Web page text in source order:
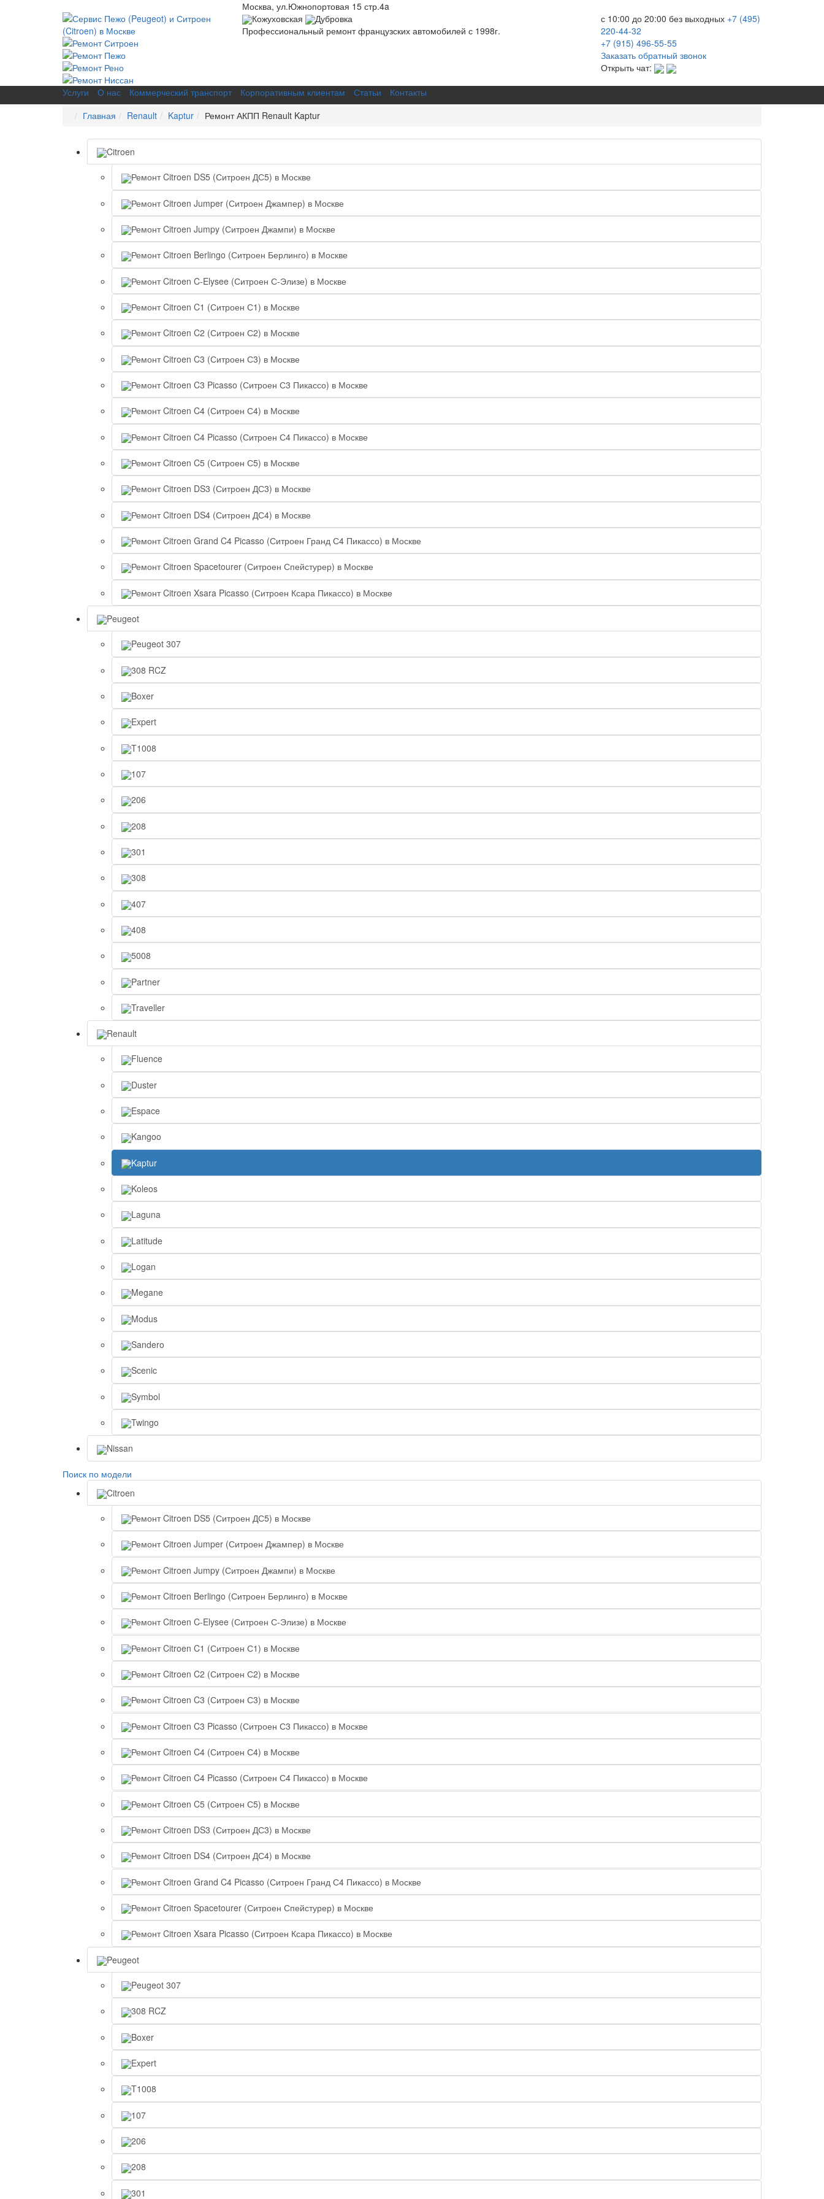
Москва, ул.Южнопортовая 15 стр.4a
Кожуховская
Дубровка
Профессиональный ремонт французских автомобилей с 1998г.
с 10:00 до 20:00 без выходных +7 (495)
220-44-32
+7 (915) 496-55-55
Заказать обратный звонок
Открыть чат:
Услуги
О нас Коммерческий транспорт Корпоративным клиентам Статьи
Контакты
Главная
Renault Kaptur Ремонт АКПП Renault Kaptur
Citroen
Ремонт Citroen DS5 (Ситроен ДС5) в Москве
Ремонт Citroen Jumper (Ситроен Джампер) в Москве
Ремонт Citroen Jumpy (Ситроен Джампи) в Москве
Ремонт Citroen Berlingo (Ситроен Берлинго) в Москве
Ремонт Citroen C-Elysee (Ситроен С-Элизе) в Москве
Ремонт Citroen C1 (Ситроен С1) в Москве
Ремонт Citroen C2 (Ситроен С2) в Москве
Ремонт Citroen C3 (Ситроен С3) в Москве
Ремонт Citroen C3 Picasso (Ситроен С3 Пикассо) в Москве
Ремонт Citroen C4 (Ситроен С4) в Москве
Ремонт Citroen C4 Picasso (Ситроен С4 Пикассо) в Москве
Ремонт Citroen C5 (Ситроен С5) в Москве
Ремонт Citroen DS3 (Ситроен ДС3) в Москве
Ремонт Citroen DS4 (Ситроен ДС4) в Москве
Ремонт Citroen Grand C4 Picasso (Ситроен Гранд С4 Пикассо) в Москве
Ремонт Citroen Spacetourer (Ситроен Спейстурер) в Москве
Ремонт Citroen Xsara Picasso (Ситроен Ксара Пикассо) в Москве
Peugeot
Peugeot 307
308 RCZ
Boxer
Expert
T1008
107
206
208
301
308
407
408
5008
Partner
Traveller
Renault
Fluence
Duster
Espace
Kangoo
Kaptur
Koleos
Laguna
Latitude
Logan
Megane
Modus
Sandero
Scenic
Symbol
Twingo
Nissan
Поиск по модели
Citroen
Ремонт Citroen DS5 (Ситроен ДС5) в Москве
Ремонт Citroen Jumper (Ситроен Джампер) в Москве
Ремонт Citroen Jumpy (Ситроен Джампи) в Москве
Ремонт Citroen Berlingo (Ситроен Берлинго) в Москве
Ремонт Citroen C-Elysee (Ситроен С-Элизе) в Москве
Ремонт Citroen C1 (Ситроен С1) в Москве
Ремонт Citroen C2 (Ситроен С2) в Москве
Ремонт Citroen C3 (Ситроен С3) в Москве
Ремонт Citroen C3 Picasso (Ситроен С3 Пикассо) в Москве
Ремонт Citroen C4 (Ситроен С4) в Москве
Ремонт Citroen C4 Picasso (Ситроен С4 Пикассо) в Москве
Ремонт Citroen C5 (Ситроен С5) в Москве
Ремонт Citroen DS3 (Ситроен ДС3) в Москве
Ремонт Citroen DS4 (Ситроен ДС4) в Москве
Ремонт Citroen Grand C4 Picasso (Ситроен Гранд С4 Пикассо) в Москве
Ремонт Citroen Spacetourer (Ситроен Спейстурер) в Москве
Ремонт Citroen Xsara Picasso (Ситроен Ксара Пикассо) в Москве
Peugeot
Peugeot 307
308 RCZ
Boxer
Expert
T1008
107
206
208
301